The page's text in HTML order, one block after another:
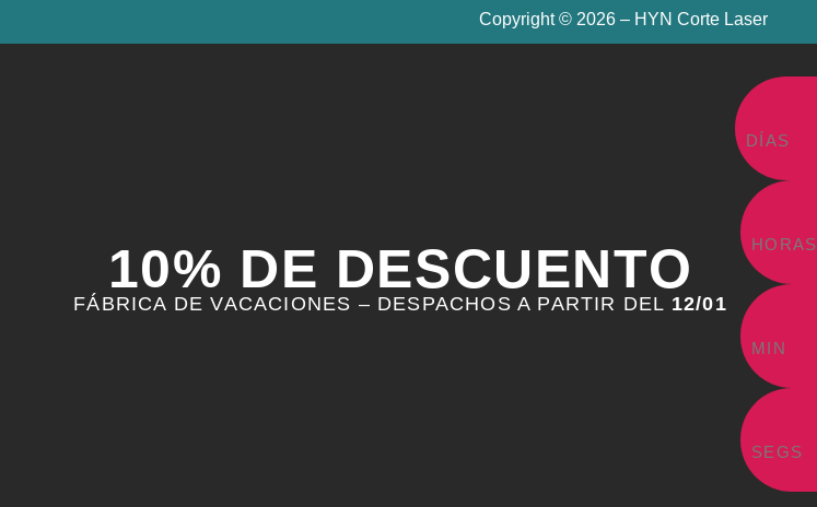
Copyright © 2026 – HYN Corte Laser
10% DE DESCUENTO
FÁBRICA DE VACACIONES – DESPACHOS A PARTIR DEL 12/01
DÍAS
HORAS
MIN
SEGS